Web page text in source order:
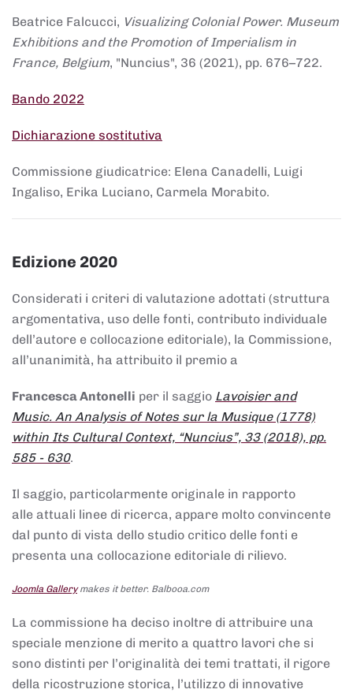
Beatrice Falcucci, Visualizing Colonial Power. Museum
Exhibitions and the Promotion of Imperialism in
France, Belgium, "Nuncius", 36 (2021), pp. 676–722.
Bando 2022
Dichiarazione sostitutiva
Commissione giudicatrice: Elena Canadelli, Luigi
Ingaliso, Erika Luciano, Carmela Morabito.
Edizione 2020
Considerati i criteri di valutazione adottati (struttura
argomentativa, uso delle fonti, contributo individuale
dell’autore e collocazione editoriale), la Commissione,
all’unanimità, ha attribuito il premio a
Francesca Antonelli per il saggio Lavoisier and
Music. An Analysis of Notes sur la Musique (1778)
within Its Cultural Context, “Nuncius”, 33 (2018), pp.
585 - 630.
Il saggio, particolarmente originale in rapporto
alle attuali linee di ricerca, appare molto convincente
dal punto di vista dello studio critico delle fonti e
presenta una collocazione editoriale di rilievo.
Joomla Gallerymakes it better. Balbooa.com
La commissione ha deciso inoltre di attribuire una
speciale menzione di merito a quattro lavori che si
sono distinti per l’originalità dei temi trattati, il rigore
della ricostruzione storica, l’utilizzo di innovative